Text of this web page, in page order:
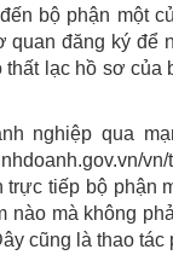
bộ phận một
quan đăng ký để
thất lạc hồ sơ
nghiệp qua
trực tiếp bộ phận
nào mà không
cũng là thao